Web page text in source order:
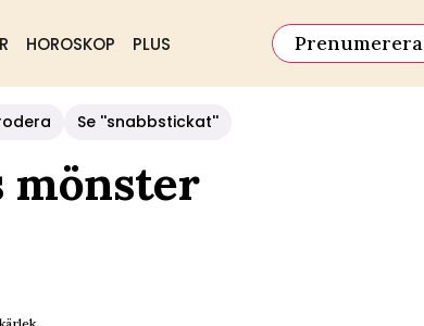
HOROSKOP PLUS Prenumerera
Se ''snabbstickat''
mönster